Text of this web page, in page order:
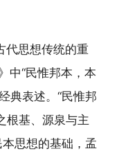
代思想传统的重
中“民惟邦本，本
典表述。“民惟邦
根基、源泉与主
思想的基础，孟